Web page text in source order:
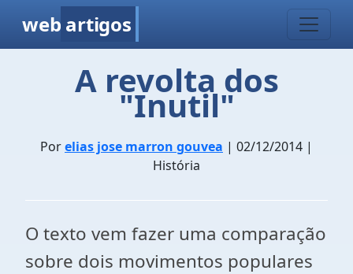
web artigos
A revolta dos
"Inutil"
Porelias jose marron gouvea | 02/12/2014 |
História
O texto vem fazer uma comparação
sobre dois movimentos populares